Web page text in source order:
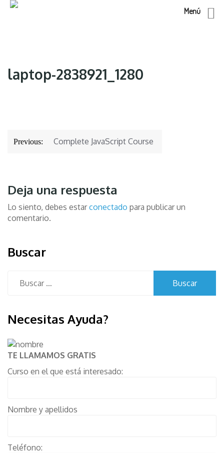
laptop-2838921_1280
Navegación
Previous: Complete JavaScript Course
Deja una respuesta
Lo siento, debes estarconectado para publicar un
comentario.
Buscar
Necesitas Ayuda?
TE LLAMAMOS GRATIS
Curso en el que está interesado:
Nombre y apellidos
Teléfono:
Menú